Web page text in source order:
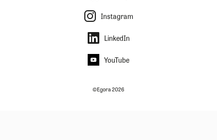
Instagram
LinkedIn
YouTube
©Egora 2026